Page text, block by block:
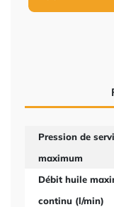
Pression de
maximum
Débit huile
continu (l/min)